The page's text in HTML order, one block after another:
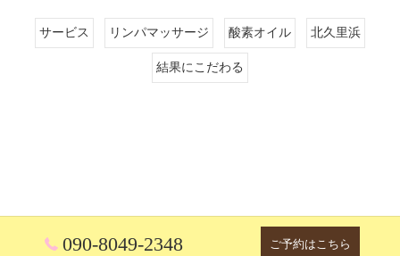
サービス リンパマッサージ 酸素オイル 北久里浜
結果にこだわる
090-8049-2348 ご予約はこちら